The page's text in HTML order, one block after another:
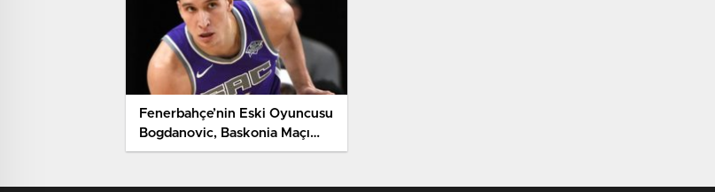
Fenerbahçe’nin Eski Oyuncusu
Bogdanovic, Baskonia Maçı
İçin İstanbul’da